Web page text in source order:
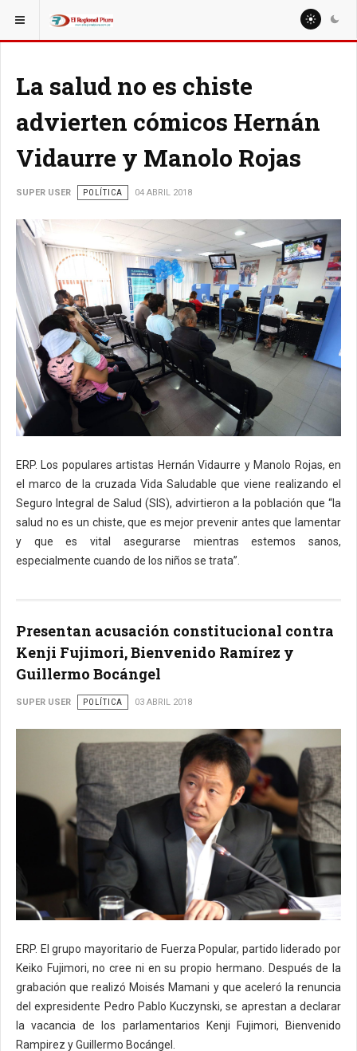
ESTÁ AQUÍ: NACIONALES
La salud no es chiste
advierten cómicos Hernán
Vidaurre y Manolo Rojas
SUPER USER POLÍTICA 04 ABRIL 2018
ERP. Los populares artistas Hernán Vidaurre y Manolo Rojas, en
el marco de la cruzada Vida Saludable que viene realizando el
Seguro Integral de Salud (SIS), advirtieron a la población que “la
salud no es un chiste, que es mejor prevenir antes que lamentar
y que es vital asegurarse mientras estemos sanos,
especialmente cuando de los niños se trata”.
Presentan acusación constitucional contra
Kenji Fujimori, Bienvenido Ramírez y
Guillermo Bocángel
SUPER USER POLÍTICA 03 ABRIL 2018
ERP. El grupo mayoritario de Fuerza Popular, partido liderado por
Keiko Fujimori, no cree ni en su propio hermano. Después de la
grabación que realizó Moisés Mamani y que aceleró la renuncia
del expresidente Pedro Pablo Kuczynski, se aprestan a declarar
la vacancia de los parlamentarios Kenji Fujimori, Bienvenido
Rampirez y Guillermo Bocángel.